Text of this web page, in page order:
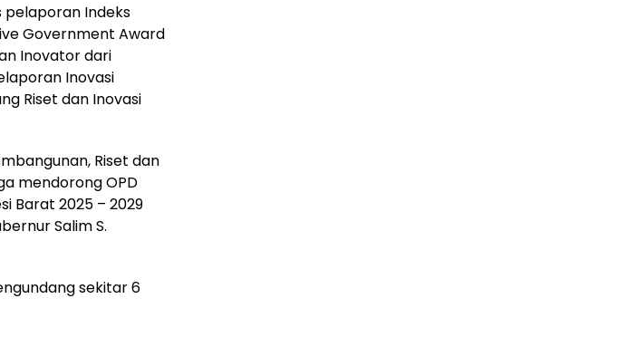
Indeks
Government Award
Inovator dari
Inovasi
Riset dan Inovasi
Riset dan
mendorong OPD
Barat 2025 – 2029
Salim S.
sekitar 6